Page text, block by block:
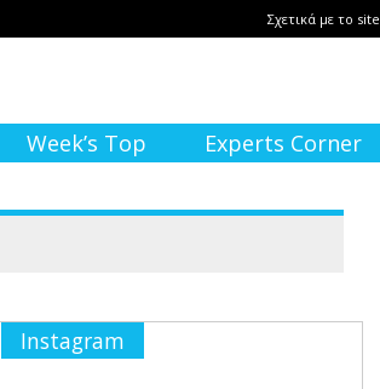
Σχετικά με το site
Week’s Top Experts Corner
Instagram